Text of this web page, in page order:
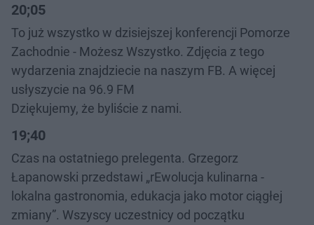
20;05
To już wszystko w dzisiejszej konferencji Pomorze
Zachodnie - Możesz Wszystko. Zdjęcia z tego
wydarzenia znajdziecie na naszym FB. A więcej
usłyszycie na 96.9 FM
Dziękujemy, że byliście z nami.
19;40
Czas na ostatniego prelegenta. Grzegorz
Łapanowski przedstawi „rEwolucja kulinarna -
lokalna gastronomia, edukacja jako motor ciągłej
zmiany”. Wszyscy uczestnicy od początku